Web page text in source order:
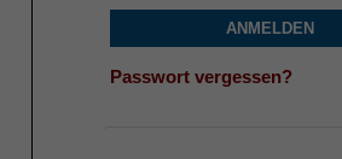
ANMELDEN
Passwort vergessen?